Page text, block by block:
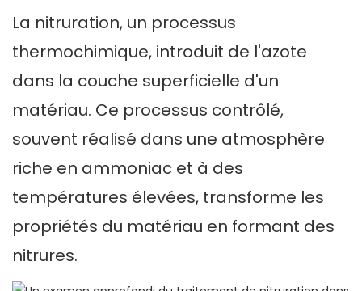
La nitruration, un processus
thermochimique, introduit de l'azote
dans la couche superficielle d'un
matériau. Ce processus contrôlé,
souvent réalisé dans une atmosphère
riche en ammoniac et à des
températures élevées, transforme les
propriétés du matériau en formant des
nitrures.